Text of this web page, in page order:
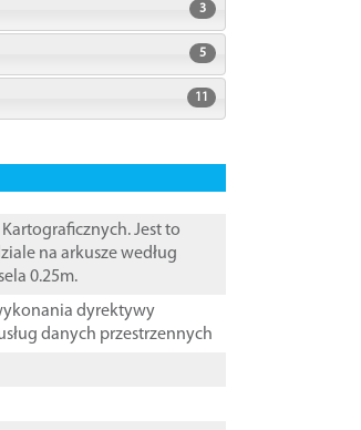
3
5
11
Jest to
na arkusze według
0.25m.
dyrektywy
danych przestrzennych